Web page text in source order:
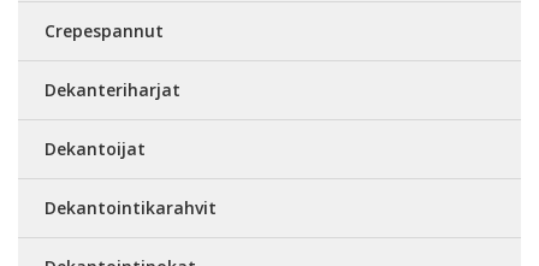
Crepespannut
Dekanteriharjat
Dekantoijat
Dekantointikarahvit